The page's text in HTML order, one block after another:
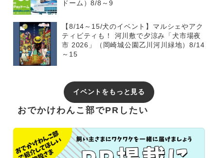
ドーム）8/8～9
【8/14～15/犬のイベント】マルシェやアク
ティビティも！ 河川敷で夕涼み「犬市場夜
市 2026」（岡崎城公園乙川河川緑地）8/14
～15
イベントをもっと見る
おでかけわんこ部でPRしたい